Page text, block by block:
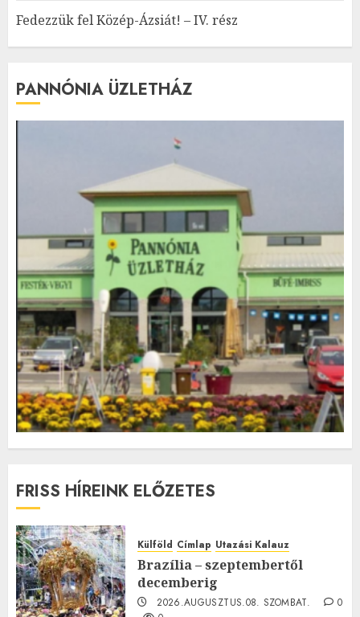
Fedezzük fel Közép-Ázsiát! – IV. rész
PANNÓNIA ÜZLETHÁZ
FRISS HÍREINK ELŐZETES
Külföld Címlap Utazási Kalauz
Brazília – szeptembertől
decemberig
2026.AUGUSZTUS.08. SZOMBAT.
0